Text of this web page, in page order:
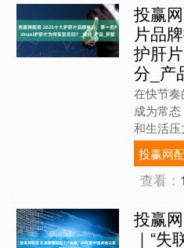
投赢
片品
护肝
分_产
在快节
成为常
和生活
龄界限，
对市场
投赢网
查看：
投赢
｜“